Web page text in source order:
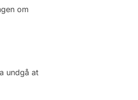
om
undgå at